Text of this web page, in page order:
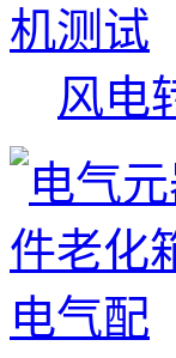
风电